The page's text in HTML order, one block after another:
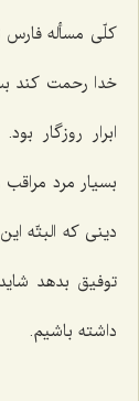
كلّی مسأله فارس
خدا رحمت كند
ابرار روزگار
بسیار مرد
دینی كه البتّه
توفیق بدهد
داشته باشیم.